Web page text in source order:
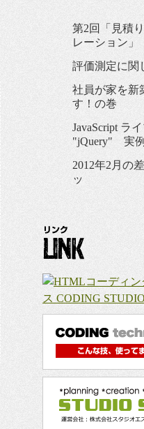
第2回「見積
レーション」
評価測定に関
社員が家を新
す！の巻
JavaScript ラ
"jQuery" 実
2012年2月の
ッ